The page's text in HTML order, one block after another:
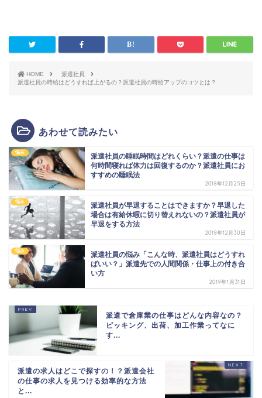
HOME
派遣社員
派遣社員の時給はどうすれば上がるの？派遣社員の時給アップのコツとは？
あわせて読みたい
悩み
派遣社員の睡眠時間はどれくらい？派遣の仕事は
何時間寝れば体力は回復するのか？派遣社員にお
すすめの睡眠法
2018年12月25日
悩み
派遣社員が早退することはできますか？早退した
場合は有給休暇に切り替えれないの？派遣社員が
早退をする方法
2018年12月30日
悩み
派遣社員の悩み「こんな時、派遣社員はどうすれ
ばいい？」派遣先での人間関係・仕事上の付き合
い方
2019年1月31日
派遣で倉庫業の仕事はどんな内容なの？
ピッキング、出荷、加工作業ってなに
す...
派遣の求人はどこで探すの！？派遣会社
の仕事の求人を見つける効率的な方法
と...